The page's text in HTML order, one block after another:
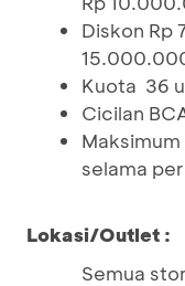
Diskon Rp
Kuota 36
Cicilan
selama
Lokasi/Outlet :
Semua